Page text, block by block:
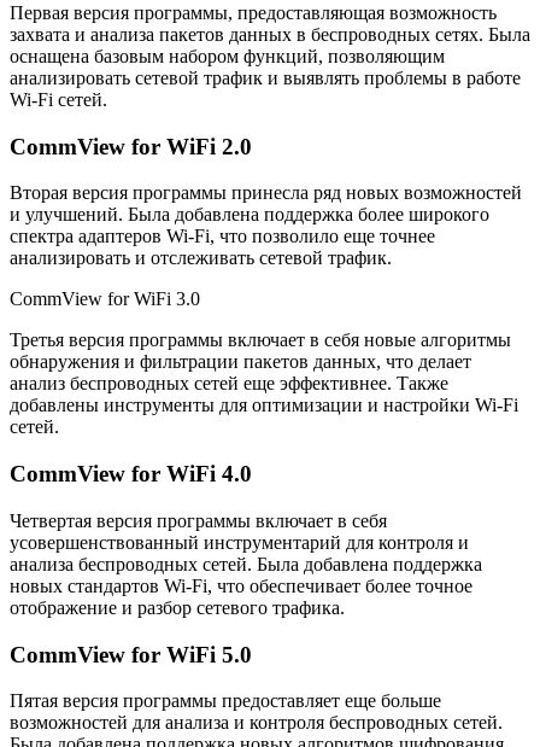
Первая версия программы, предоставляющая возможность
захвата и анализа пакетов данных в беспроводных сетях. Была
оснащена базовым набором функций, позволяющим
анализировать сетевой трафик и выявлять проблемы в работе
Wi-Fi сетей.
CommView for WiFi 2.0
Вторая версия программы принесла ряд новых возможностей
и улучшений. Была добавлена поддержка более широкого
спектра адаптеров Wi-Fi, что позволило еще точнее
анализировать и отслеживать сетевой трафик.
CommView for WiFi 3.0
Третья версия программы включает в себя новые алгоритмы
обнаружения и фильтрации пакетов данных, что делает
анализ беспроводных сетей еще эффективнее. Также
добавлены инструменты для оптимизации и настройки Wi-Fi
сетей.
CommView for WiFi 4.0
Четвертая версия программы включает в себя
усовершенствованный инструментарий для контроля и
анализа беспроводных сетей. Была добавлена поддержка
новых стандартов Wi-Fi, что обеспечивает более точное
отображение и разбор сетевого трафика.
CommView for WiFi 5.0
Пятая версия программы предоставляет еще больше
возможностей для анализа и контроля беспроводных сетей.